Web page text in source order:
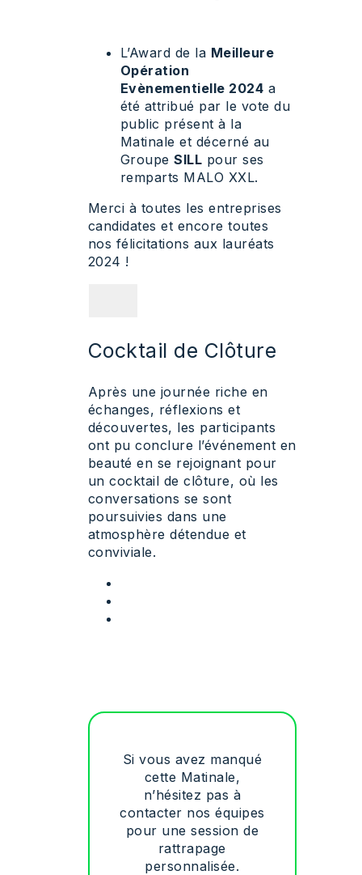
L’Award de la Meilleure
Opération
Evènementielle 2024 a
été attribué par le vote du
public présent à la
Matinale et décerné au
GroupeSILL pour ses
remparts MALO XXL.
Merci à toutes les entreprises
candidates et encore toutes
nos félicitations aux lauréats
2024 !
Cocktail de Clôture
Après une journée riche en
échanges, réflexions et
découvertes, les participants
ont pu conclure l’événement en
beauté en se rejoignant pour
un cocktail de clôture, où les
conversations se sont
poursuivies dans une
atmosphère détendue et
conviviale.
Si vous avez manqué
cette Matinale,
n’hésitez pas à
contacter nos équipes
pour une session de
rattrapage
personnalisée.